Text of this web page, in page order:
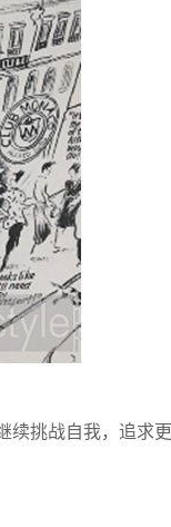
续挑战自我，追求更